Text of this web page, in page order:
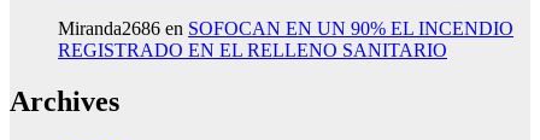
Miranda2686 en SOFOCAN EN UN 90% EL INCENDIO
REGISTRADO EN EL RELLENO SANITARIO
Archives